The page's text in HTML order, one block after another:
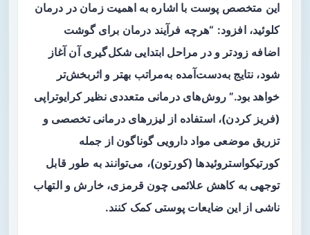
این متخصص پوست با اشاره به اهمیت زمان در درمان
کلوئید، افزود: “هرچه فرآیند درمان برایگوشت
اضافه زودتر و در مراحل ابتدایی شکل‌گیری آن آغاز
شود، نتایج به‌دست‌آمده به‌مراتب بهتر و اثربخش‌تر
خواهد بود.” روش‌های درمانی متعددی نظیر کرایوتراپی
(فریز کردن)، استفاده از لیزرهای درمانی تخصصی و
تزریق موضعی مواد دارویی گوناگون از جمله
کورتیکواستروئیدها (کورتون)، می‌توانند به طور قابل
توجهی به کاهش علائمی چون قرمزی، خارش و التهاب
ناشی از این ضایعات پوستی کمک کنند.